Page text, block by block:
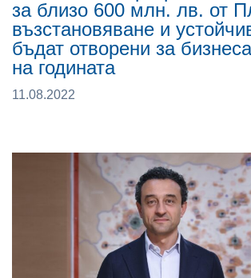
за близо 600 млн. лв. от
възстановяване и
бъдат отворени за
на годината
11.08.2022